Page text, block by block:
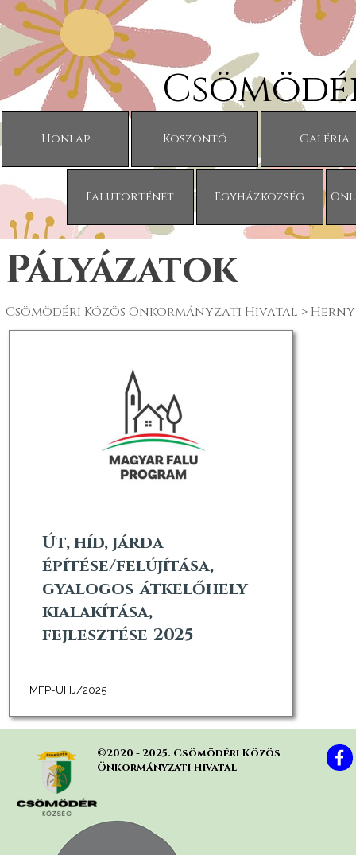
Tartalomhoz ugrás
Honlap Köszöntő Galéria
Falutörténet Egyházközség
Pályázatok
Csömödéri Közös Önkormányzati Hivatal >
Út, híd, járda
építése/felújítása,
gyalogos-átkelőhely
kialakítása,
fejlesztése-2025
MFP-UHJ/2025
©2020 - 2025. Csömödéri Közös
Önkormányzati Hivatal